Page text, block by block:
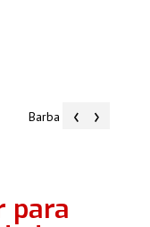
‹
Barba Piel
›
para